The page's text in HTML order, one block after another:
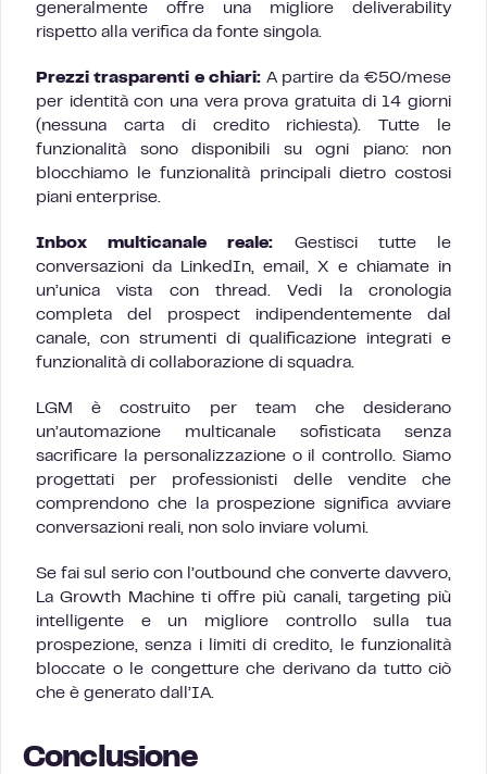
generalmente offre una migliore deliverability
rispetto alla verifica da fonte singola.
Prezzi trasparenti e chiari: A partire da €50/mese
per identità con una vera prova gratuita di 14 giorni
(nessuna carta di credito richiesta). Tutte le
funzionalità sono disponibili su ogni piano: non
blocchiamo le funzionalità principali dietro costosi
piani enterprise.
Inbox multicanale reale: Gestisci tutte le
conversazioni da LinkedIn, email, X e chiamate in
un’unica vista con thread. Vedi la cronologia
completa del prospect indipendentemente dal
canale, con strumenti di qualificazione integrati e
funzionalità di collaborazione di squadra.
LGM è costruito per team che desiderano
un’automazione multicanale sofisticata senza
sacrificare la personalizzazione o il controllo. Siamo
progettati per professionisti delle vendite che
comprendono che la prospezione significa avviare
conversazioni reali, non solo inviare volumi.
Se fai sul serio con l’outbound che converte davvero,
La Growth Machine ti offre più canali, targeting più
intelligente e un migliore controllo sulla tua
prospezione, senza i limiti di credito, le funzionalità
bloccate o le congetture che derivano da tutto ciò
che è generato dall’IA.
Conclusione